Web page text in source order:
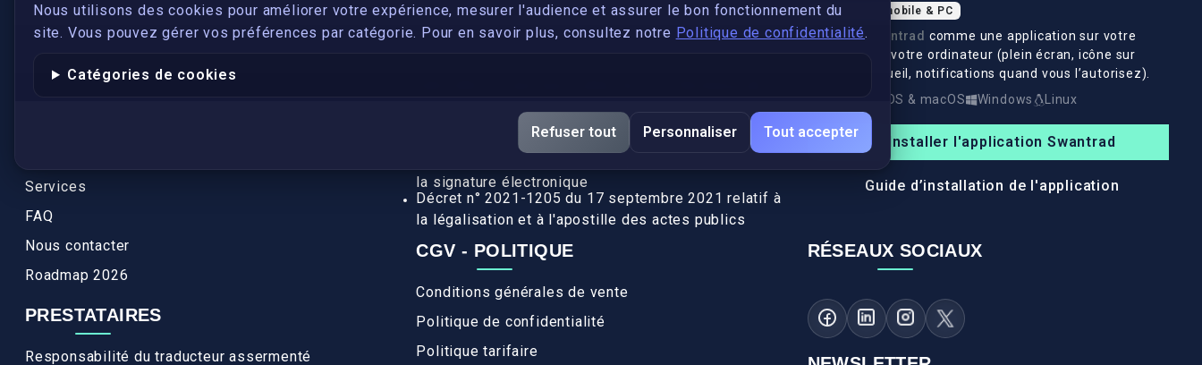
Nous utilisons des cookies pour améliorer votre expérience, mesurer l'audience et assurer le bon fonctionnement du
site. Vous pouvez gérer vos préférences par catégorie. Pour en savoir plus, consultez notre Politique de confidentialité.
Catégories de cookies
Refuser tout Personnaliser Tout accepter
S'inscrire
Qui sommes-nous ?
Conformité
Services
FAQ
Nous contacter
Roadmap 2026
PRESTATAIRES
Responsabilité du traducteur assermenté
Devenez développeur avec IronSkill Academy
Gubernatis immobilier
Apostille et légalisation, fin de l'obligation entre les
la signature électronique
Décret n° 2021-1205 du 17 septembre 2021 relatif à
la légalisation et à l'apostille des actes publics
CGV - POLITIQUE
Conditions générales de vente
Politique de confidentialité
Politique tarifaire
Application mobile & PC
InstallezSwantrad comme une application sur votre
téléphone et votre ordinateur (plein écran, icône sur
l’écran d’accueil, notifications quand vous l’autorisez).
iOS & macOS Windows Linux
Installer l'application Swantrad
Guide d’installation de l'application
RÉSEAUX SOCIAUX